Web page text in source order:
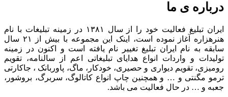
درباره ی ما
ایران تبلیغ فعالیت خود را از سال ۱۳۸۱ در زمینه تبلیغات با نام
هنرهزاره آغاز نموده است، اینک این مجموعه با بیش از ۲۱ سال
سابقه به نام ایران تبلیغ تغییر نام یافته است و اکنون در زمینه
تولیدات و واردات انواع هدایای تبلیغاتی اعم از سالنامه، تقویم
رومیزی، تقویم دیواری و حصیری، خودکار، ماگ، پاوربانک ، جاکارتی
ترمو مگنتی و … و همچنین چاپ انواع کاتالوگ، سربرگ، بروشور،
جعبه و … در حال فعالیت می باشد.